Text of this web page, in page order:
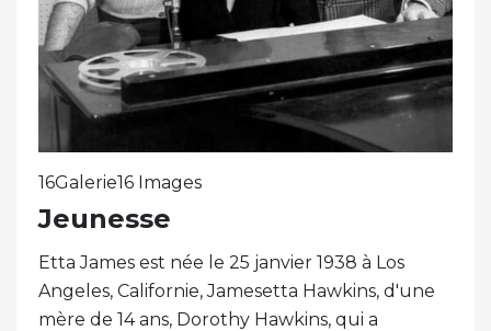
16Galerie16 Images
Jeunesse
Etta James est née le 25 janvier 1938 à Los
Angeles, Californie, Jamesetta Hawkins, d'une
mère de 14 ans, Dorothy Hawkins, qui a